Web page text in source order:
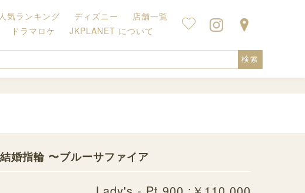
人気ランキング ディズニー
店舗一覧
ドラマロケ JKPLANET について
検索
指輪 〜ブルーサファイア